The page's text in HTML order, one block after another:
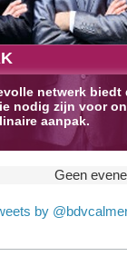
netwerk biedt
nodig zijn voor
aanpak.
Geen
by